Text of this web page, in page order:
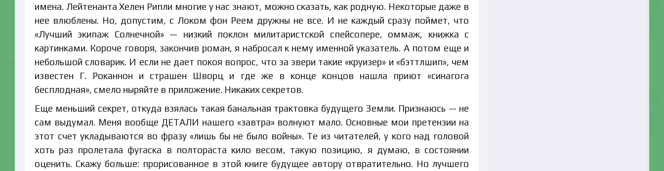
имена. Лейтенанта Хелен Рипли многие у нас знают, можно сказать, как родную. Некоторые даже в
нее влюблены. Но, допустим, с Локом фон Реем дружны не все. И не каждый сразу поймет, что
«Лучший экипаж Солнечной» — низкий поклон милитаристской спейсопере, оммаж, книжка с
картинками. Короче говоря, закончив роман, я набросал к нему именной указатель. А потом еще и
небольшой словарик. И если не дает покоя вопрос, что за звери такие «круизер» и «бэттлшип», чем
известен Г. Роканнон и страшен Шворц и где же в конце концов нашла приют «синагога
бесплодная», смело ныряйте в приложение. Никаких секретов.
Еще меньший секрет, откуда взялась такая банальная трактовка будущего Земли. Признаюсь — не
сам выдумал. Меня вообще ДЕТАЛИ нашего «завтра» волнуют мало. Основные мои претензии на
этот счет укладываются во фразу «лишь бы не было войны». Те из читателей, у кого над головой
хоть раз пролетала фугаска в полтораста кило весом, такую позицию, я думаю, в состоянии
оценить. Скажу больше: прорисованное в этой книге будущее автору отвратительно. Но лучшего